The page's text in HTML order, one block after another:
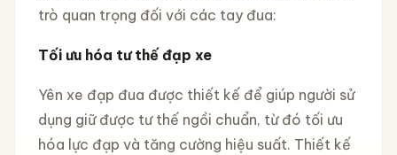
trò quan trọng đối với các tay đua:
Tối ưu hóa tư thế đạp xe
Yên xe đạp đua được thiết kế để giúp người sử
dụng giữ được tư thế ngồi chuẩn, từ đó tối ưu
hóa lực đạp và tăng cường hiệu suất. Thiết kế